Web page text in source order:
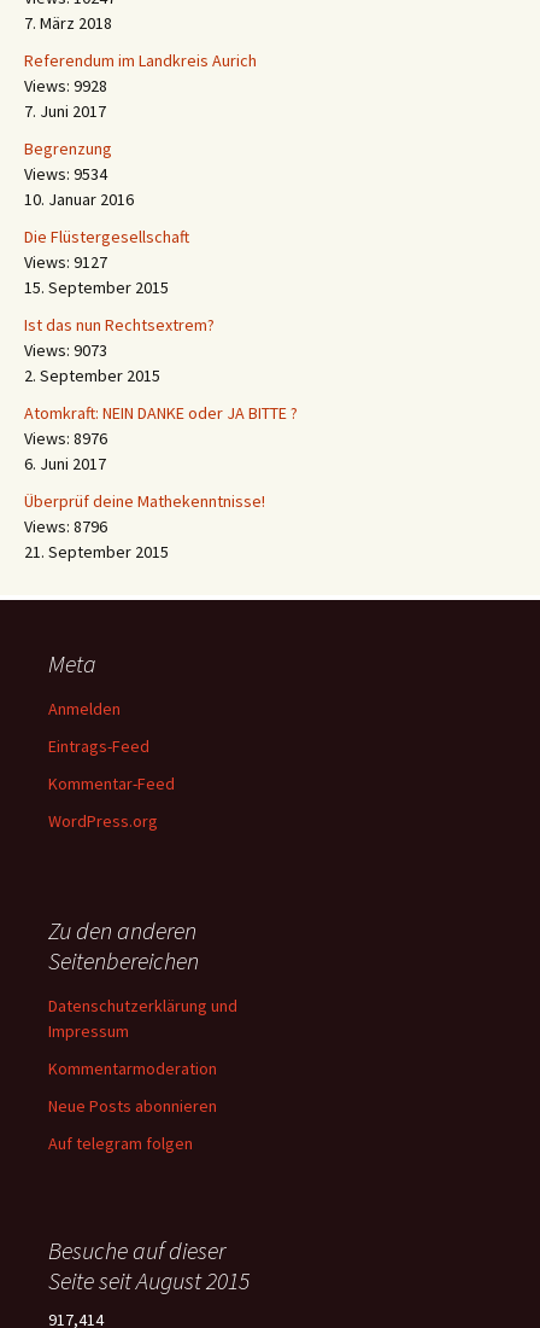
7. März 2018
Referendum im Landkreis Aurich
Views: 9928
7. Juni 2017
Begrenzung
Views: 9534
10. Januar 2016
Die Flüstergesellschaft
Views: 9127
15. September 2015
Ist das nun Rechtsextrem?
Views: 9073
2. September 2015
Atomkraft: NEIN DANKE oder JA BITTE ?
Views: 8976
6. Juni 2017
Überprüf deine Mathekenntnisse!
Views: 8796
21. September 2015
Meta
Anmelden
Eintrags-Feed
Kommentar-Feed
WordPress.org
Zu den anderen
Seitenbereichen
Datenschutzerklärung und
Impressum
Kommentarmoderation
Neue Posts abonnieren
Auf telegram folgen
Besuche auf dieser
Seite seit August 2015
917,414